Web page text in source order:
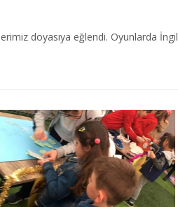
doyasıya eğlendi. Oyunlarda